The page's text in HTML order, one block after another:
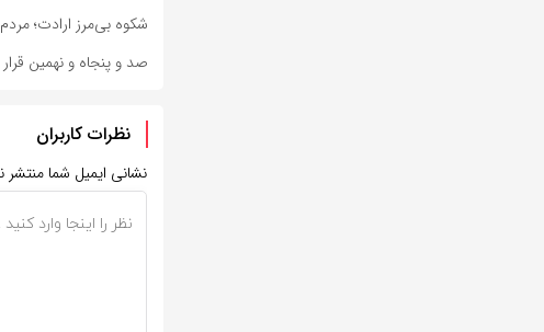
شکوه بی‌مرز ارادت؛
صد و پنجاه و نهمین
نظرات کاربران
نشانی ایمیل شما